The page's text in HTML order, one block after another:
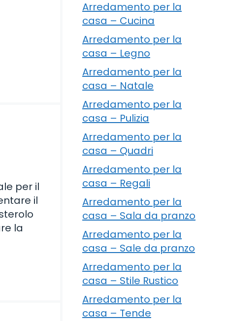
per il
il
la
Arredamento per la
casa – Cucina
Arredamento per la
casa – Legno
Arredamento per la
casa – Natale
Arredamento per la
casa – Pulizia
Arredamento per la
casa – Quadri
Arredamento per la
casa – Regali
Arredamento per la
casa – Sala da pranzo
Arredamento per la
casa – Sale da pranzo
Arredamento per la
casa – Stile Rustico
Arredamento per la
casa – Tende